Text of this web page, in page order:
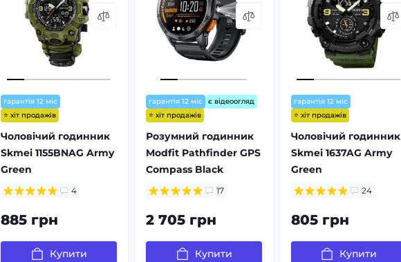
гарантія 12 міс
⭐ хіт продажів
Чоловічий годинник
Skmei 1155BNAG Army
Green
4
885 грн
Купити
гарантія 12 міс
є відеоогляд
⭐ хіт продажів
Розумний годинник
Modfit Pathfinder GPS
Compass Black
17
2 705 грн
Купити
гарантія 12 міс
⭐ хіт продажів
Чоловічий годинник
Skmei 1637AG Army
Green
24
805 грн
Купити